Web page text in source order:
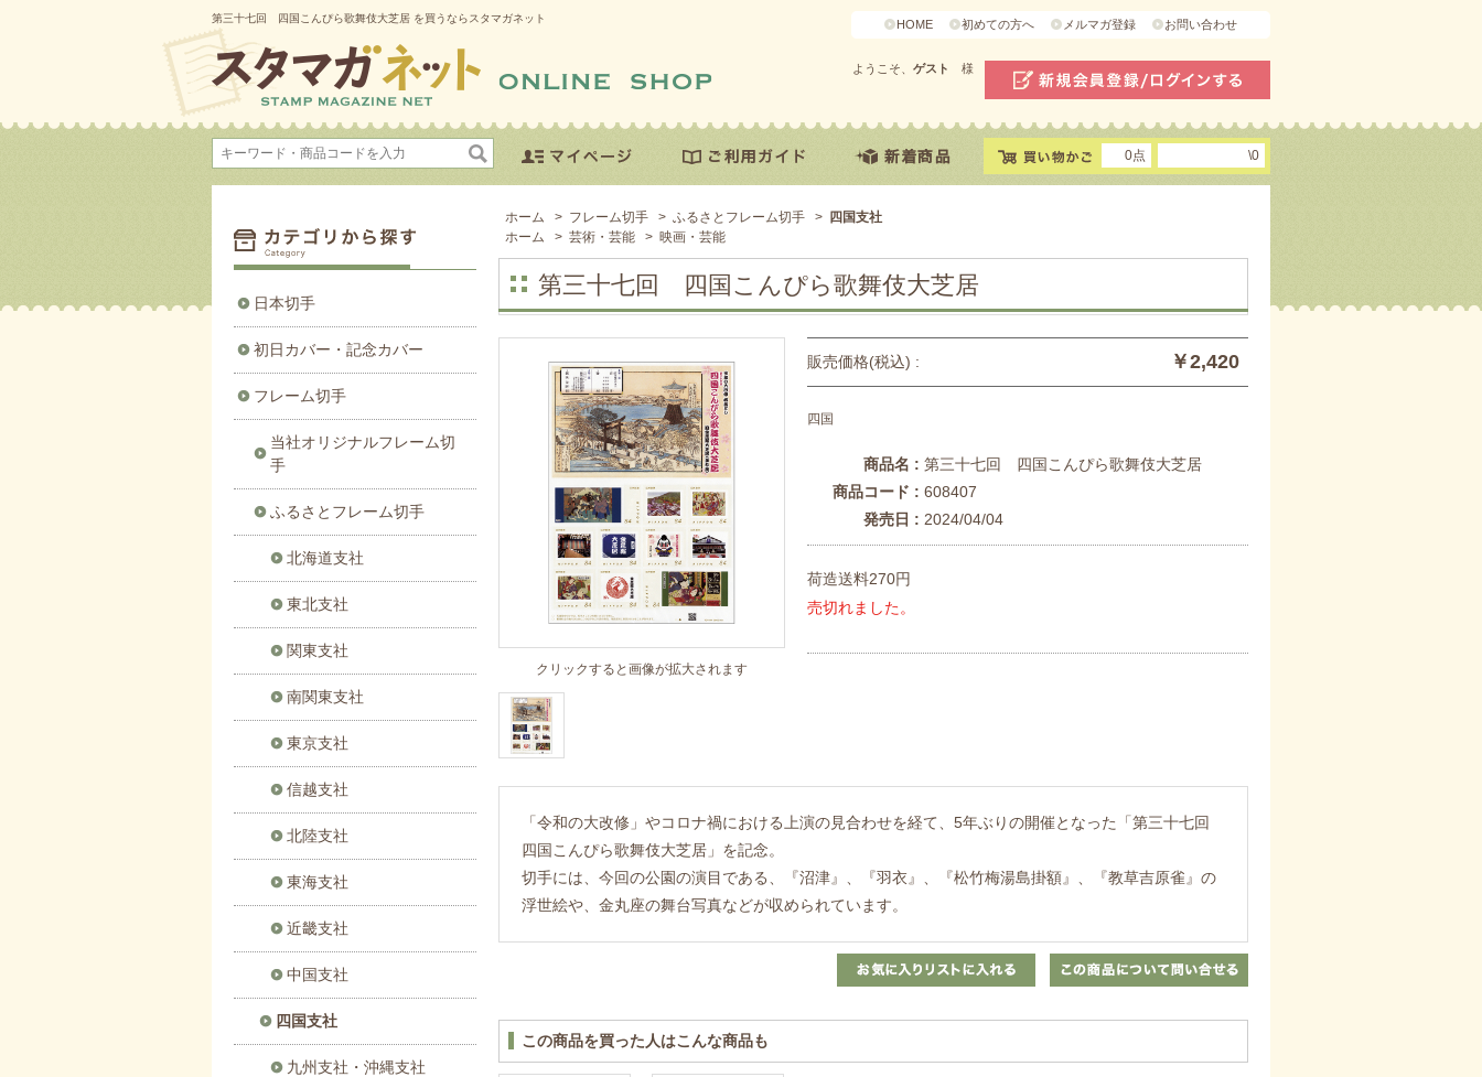
第三十七回 四国こんぴら歌舞伎大芝居 を買うならスタマガネット HOME 初めての方へ メルマガ登録 お問い合わせ
ようこそ、 ゲスト 様
0点 \0
ホーム > フレーム切手 > ふるさとフレーム切手 > 四国支社
ホーム
> 芸術・芸能 > 映画・芸能
第三十七回 四国こんぴら歌舞伎大芝居
クリックすると画像が拡大されます
販売価格(税込) : ￥2,420
四国
商品名 : 第三十七回 四国こんぴら歌舞伎大芝居
商品コード : 608407
発売日 : 2024/04/04
荷造送料270円
売切れました。
「令和の大改修」やコロナ禍における上演の見合わせを経て、5年ぶりの開催となった「第三十七回
四国こんぴら歌舞伎大芝居」を記念。
切手には、今回の公園の演目である、『沼津』、『羽衣』、『松竹梅湯島掛額』、『教草吉原雀』の
浮世絵や、金丸座の舞台写真などが収められています。
この商品を買った人はこんな商品も
日本切手
初日カバー・記念カバー
フレーム切手
当社オリジナルフレーム切
手
ふるさとフレーム切手
北海道支社
東北支社
関東支社
南関東支社
東京支社
信越支社
北陸支社
東海支社
近畿支社
中国支社
四国支社
九州支社・沖縄支社